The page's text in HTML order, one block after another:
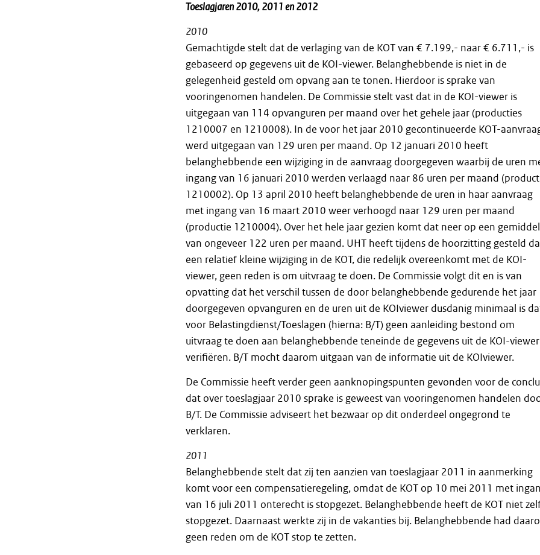
Toeslagjaren 2010, 2011 en 2012
2010
Gemachtigde stelt dat de verlaging van de KOT van € 7.199,- naar € 6.711,- is
gebaseerd op gegevens uit de KOI-viewer. Belanghebbende is niet in de
gelegenheid gesteld om opvang aan te tonen. Hierdoor is sprake van
vooringenomen handelen. De Commissie stelt vast dat in de KOI-viewer is
uitgegaan van 114 opvanguren per maand over het gehele jaar (producties
1210007 en 1210008). In de voor het jaar 2010 gecontinueerde KOT-
werd uitgegaan van 129 uren per maand. Op 12 januari 2010 heeft
belanghebbende een wijziging in de aanvraag doorgegeven waarbij de uren
ingang van 16 januari 2010 werden verlaagd naar 86 uren per maand
1210002). Op 13 april 2010 heeft belanghebbende de uren in haar aanvraag
met ingang van 16 maart 2010 weer verhoogd naar 129 uren per maand
(productie 1210004). Over het hele jaar gezien komt dat neer op een
van ongeveer 122 uren per maand. UHT heeft tijdens de hoorzitting gesteld
een relatief kleine wijziging in de KOT, die redelijk overeenkomt met de KOI-
viewer, geen reden is om uitvraag te doen. De Commissie volgt dit en is van
opvatting dat het verschil tussen de door belanghebbende gedurende het jaar
doorgegeven opvanguren en de uren uit de KOIviewer dusdanig minimaal is
voor Belastingdienst/Toeslagen (hierna: B/T) geen aanleiding bestond om
uitvraag te doen aan belanghebbende teneinde de gegevens uit de KOI-
verifiëren. B/T mocht daarom uitgaan van de informatie uit de KOIviewer.
De Commissie heeft verder geen aanknopingspunten gevonden voor de
dat over toeslagjaar 2010 sprake is geweest van vooringenomen handelen
B/T. De Commissie adviseert het bezwaar op dit onderdeel ongegrond te
verklaren.
2011
Belanghebbende stelt dat zij ten aanzien van toeslagjaar 2011 in aanmerking
komt voor een compensatieregeling, omdat de KOT op 10 mei 2011 met
van 16 juli 2011 onterecht is stopgezet. Belanghebbende heeft de KOT niet
stopgezet. Daarnaast werkte zij in de vakanties bij. Belanghebbende had
geen reden om de KOT stop te zetten.